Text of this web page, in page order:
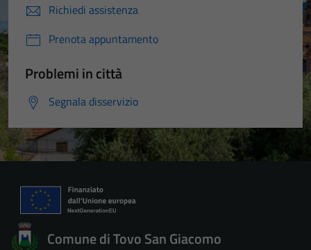
Richiedi assistenza
Prenota appuntamento
Problemi in città
Segnala disservizio
Comune di Tovo San Giacomo